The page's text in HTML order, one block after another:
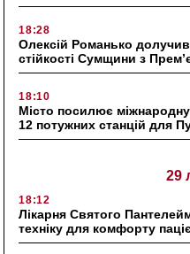
18:28
Олексій Романько
стійкості Сумщини з
18:10
Місто посилює
12 потужних станцій для
29
18:12
Лікарня Святого
техніку для комфорту